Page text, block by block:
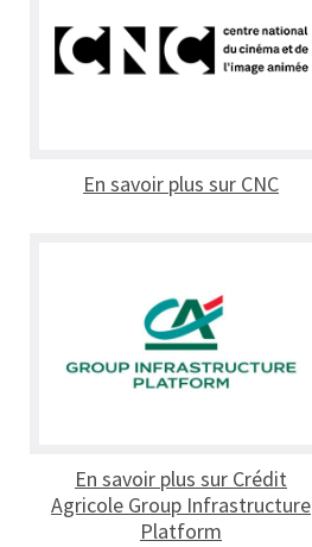
En savoir plus sur CNC
En savoir plus sur Crédit
Agricole Group Infrastructure
Platform